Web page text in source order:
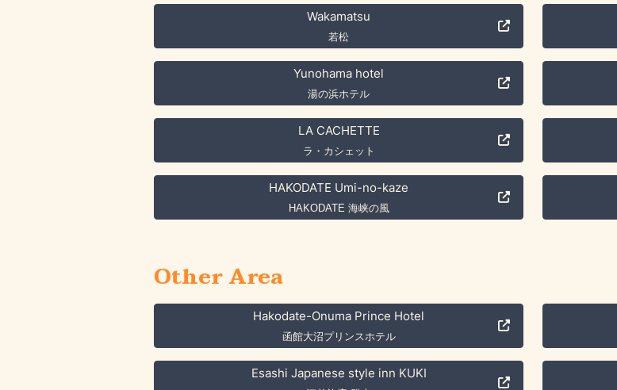
Wakamatsu
若松
Yunohama hotel
湯の浜ホテル
LA CACHETTE
ラ・カシェット
HAKODATE Umi-no-kaze
HAKODATE 海峡の風
Other Area
Hakodate-Onuma Prince Hotel
函館大沼プリンスホテル
Esashi Japanese style inn KUKI